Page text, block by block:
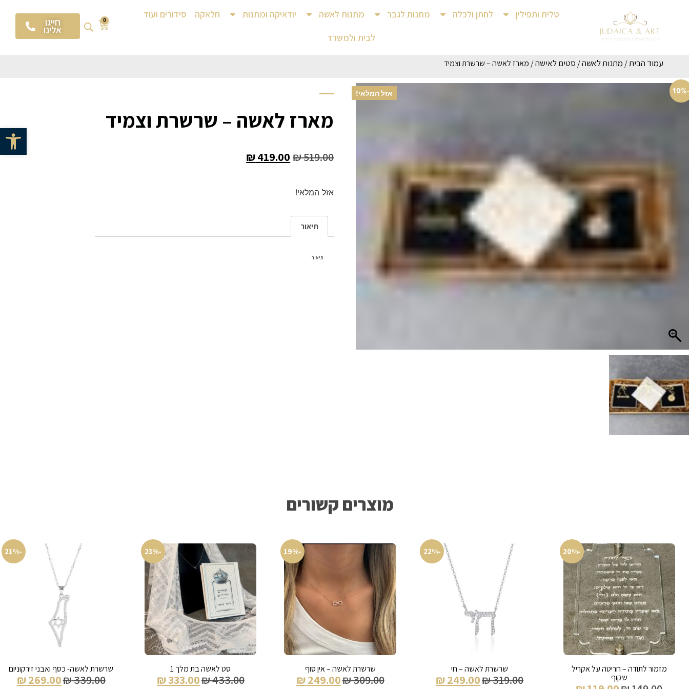
פתח
טלית ותפילין לחתן ולכלה מתנות לגבר מתנות לאשה יודאיקה ומתנות חלאקה
סידורים ועוד
לבית ולמשרד
0 חייגו
אלינו
עמוד הבית/ מתנות לאשה/ סטים לאישה/ מארז לאשה – שרשרת וצמיד
אזל המלאי! -
מארז לאשה – שרשרת וצמיד
₪519.00
₪419.00
אזל המלאי!
תיאור
תיאור
מוצרים קשורים
-20%
מזמור לתודה – חריטה על אקריל
שקוף
-22%
שרשרת לאשה – חי
₪319.00
₪249.00
-19%
שרשרת לאשה – אין סוף
₪309.00
₪249.00
-23%
סט לאשה בת מלך 1
₪433.00
₪333.00
-21%
שרשרת לאשה- כסף ואבני זירקוניום
₪339.00
₪269.00